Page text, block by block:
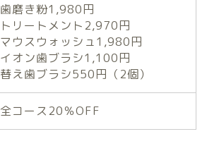
歯磨き粉1,980円
トリートメント2,970円
マウスウォッシュ1,980円
イオン歯ブラシ1,100円
替え歯ブラシ550円（2個）
全コース20％OFF